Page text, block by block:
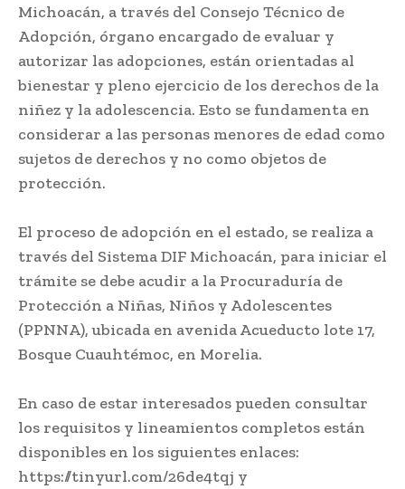
Michoacán, a través del Consejo Técnico de
Adopción, órgano encargado de evaluar y
autorizar las adopciones, están orientadas al
bienestar y pleno ejercicio de los derechos de la
niñez y la adolescencia. Esto se fundamenta en
considerar a las personas menores de edad como
sujetos de derechos y no como objetos de
protección.
El proceso de adopción en el estado, se realiza a
través del Sistema DIF Michoacán, para iniciar el
trámite se debe acudir a la Procuraduría de
Protección a Niñas, Niños y Adolescentes
(PPNNA), ubicada en avenida Acueducto lote 17,
Bosque Cuauhtémoc, en Morelia.
En caso de estar interesados pueden consultar
los requisitos y lineamientos completos están
disponibles en los siguientes enlaces:
https://tinyurl.com/26de4tqj y